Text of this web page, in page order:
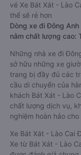
vé Xe Bát Xát - Lào
thể sẽ rẻ hơn
Dòng xe đi Đông
nằm chất lượng cao:
Những nhà xe đi
sở hữu những xe
trang bị đầy đủ các
cầu di chuyển của
khách Bát Xát - Lào
chất lượng dịch vụ,
nghiệm hoàn hảo cho
Xe Bát Xát - Lào Cai
Xe từ Bát Xát - Lào